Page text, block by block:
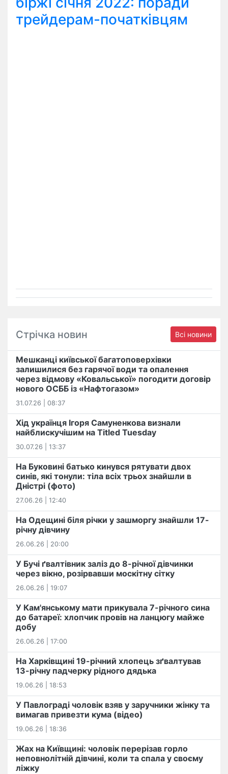
трейдерам-початківцям
Стрічка новин Всі новини
Мешканці київської багатоповерхівки
залишилися без гарячої води та опалення
через відмову «Ковальської» погодити договір
нового ОСББ із «Нафтогазом»
31.07.26 | 08:37
Хід українця Ігоря Самуненкова визнали
найблискучішим на Titled Tuesday
30.07.26 | 13:37
На Буковині батько кинувся рятувати двох
синів, які тонули: тіла всіх трьох знайшли в
Дністрі (фото)
27.06.26 | 12:40
На Одещині біля річки у зашморгу знайшли 17-
річну дівчину
26.06.26 | 20:00
У Бучі ґвалтівник заліз до 8-річної дівчинки
через вікно, розірвавши москітну сітку
26.06.26 | 19:07
У Кам'янському мати прикувала 7-річного сина
до батареї: хлопчик провів на ланцюгу майже
добу
26.06.26 | 17:00
На Харківщині 19-річний хлопець​ ️зґвалтував
13-річну падчерку рідного дядька
19.06.26 | 18:53
У Павлограді чоловік взяв у заручники жінку та
вимагав привезти кума (відео)
19.06.26 | 18:36
Жах на Київщині: чоловік перерізав горло
неповнолітній дівчині, коли та спала у своєму
ліжку